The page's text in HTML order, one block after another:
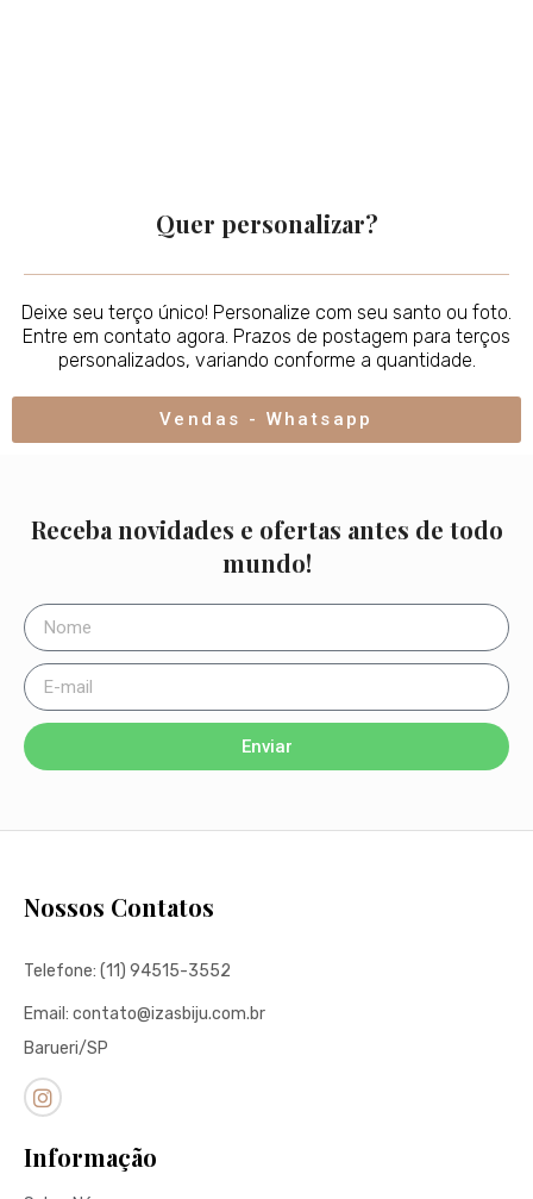
Quer personalizar?
Deixe seu terço único! Personalize com seu santo ou foto.
Entre em contato agora. Prazos de postagem para terços
personalizados, variando conforme a quantidade.
Vendas - Whatsapp
Receba novidades e ofertas antes de todo
mundo!
Enviar
Nossos Contatos
Telefone: (11) 94515-3552
Email: contato@izasbiju.com.br
Barueri/SP
Informação